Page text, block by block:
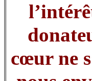
cœur ne